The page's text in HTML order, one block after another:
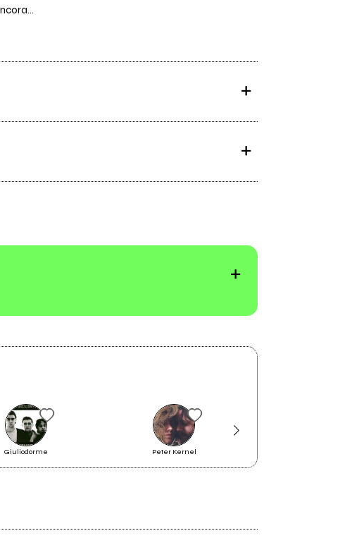
Giuliodorme Peter Kernel